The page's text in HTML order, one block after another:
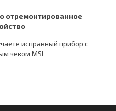
отремонтированное
исправный прибор c
чеком MSI